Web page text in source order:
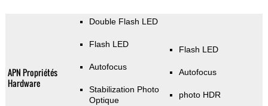
APN Propriétés
Hardware
Double Flash LED
Flash LED
Autofocus
Stabilization Photo
Optique
Flash LED
Autofocus
photo HDR